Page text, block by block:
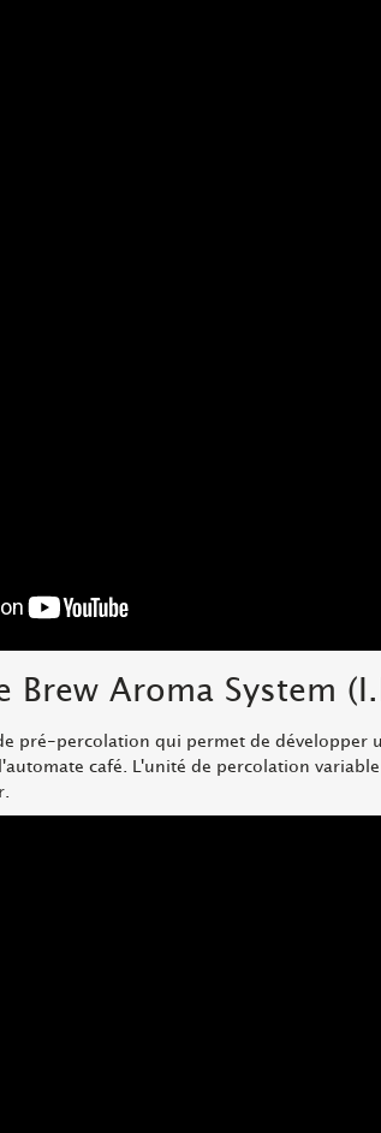
Brew Aroma System
de pré-percolation qui permet de
café. L'unité de percolation